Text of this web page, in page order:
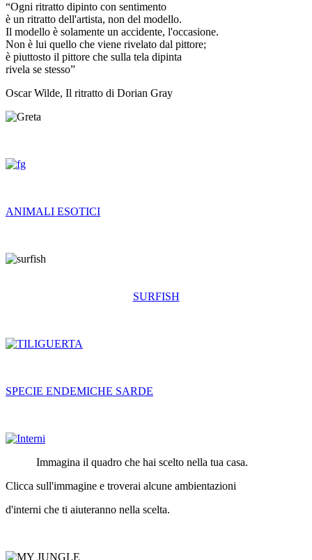
“Ogni ritratto dipinto con sentimento
è un ritratto dell'artista, non del modello.
Il modello è solamente un accidente, l'occasione.
Non è lui quello che viene rivelato dal pittore;
è piuttosto il pittore che sulla tela dipinta
rivela se stesso”
Oscar Wilde, Il ritratto di Dorian Gray
ANIMALI ESOTICI
SURFISH
SPECIE ENDEMICHE SARDE
Immagina il quadro che hai scelto nella tua casa.
Clicca sull'immagine e troverai alcune ambientazioni
d'interni che ti aiuteranno nella scelta.